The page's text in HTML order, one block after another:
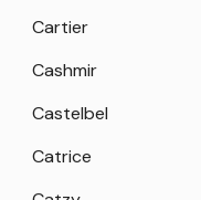
Cartier
Cashmir
Castelbel
Catrice